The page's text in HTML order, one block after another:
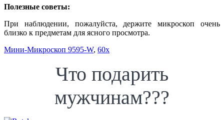
Полезные советы:
При наблюдении, пожалуйста, держите микроскоп очень
близко к предметам для ясного просмотра.
Мини-Микроскоп 9595-W, 60x
Что подарить
мужчинам???